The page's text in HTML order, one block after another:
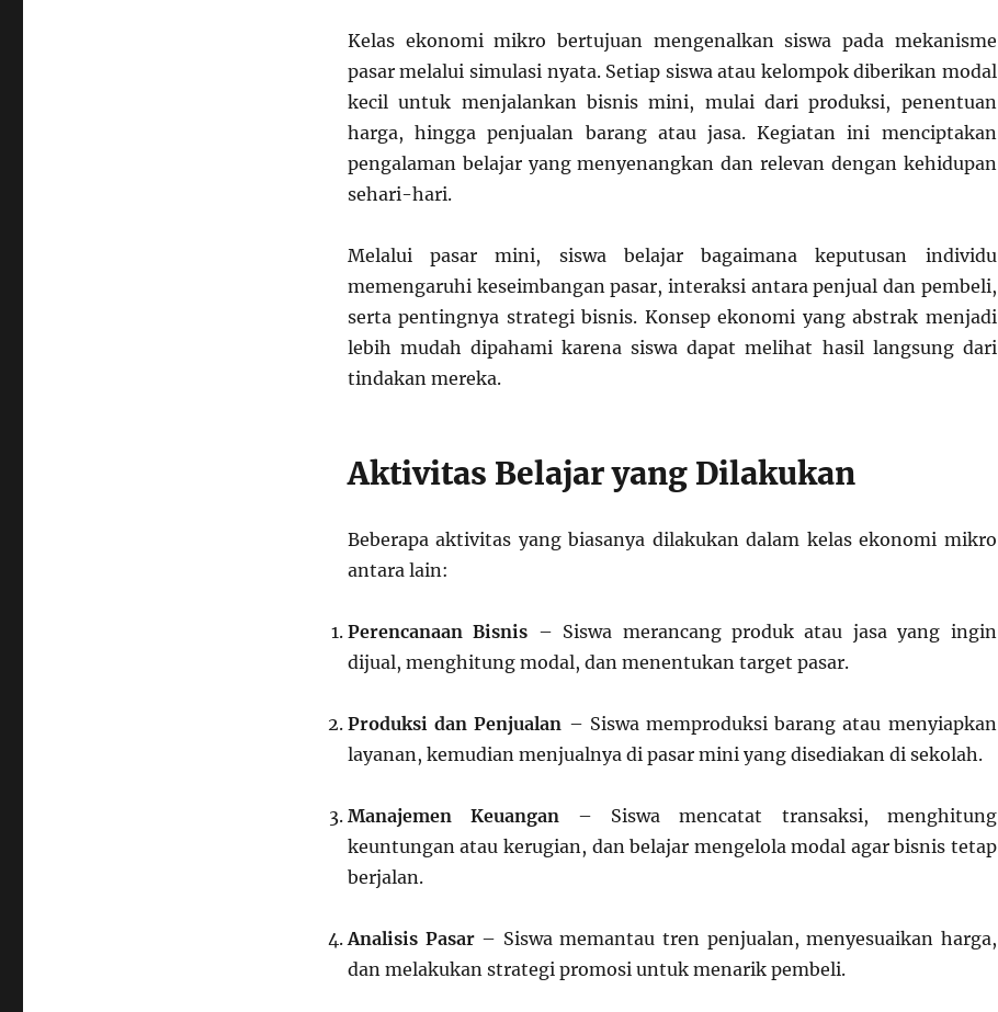
Kelas ekonomi mikro bertujuan mengenalkan siswa pada mekanisme
pasar melalui simulasi nyata. Setiap siswa atau kelompok diberikan modal
kecil untuk menjalankan bisnis mini, mulai dari produksi, penentuan
harga, hingga penjualan barang atau jasa. Kegiatan ini menciptakan
pengalaman belajar yang menyenangkan dan relevan dengan kehidupan
sehari-hari.
Melalui pasar mini, siswa belajar bagaimana keputusan individu
memengaruhi keseimbangan pasar, interaksi antara penjual dan pembeli,
serta pentingnya strategi bisnis. Konsep ekonomi yang abstrak menjadi
lebih mudah dipahami karena siswa dapat melihat hasil langsung dari
tindakan mereka.
Aktivitas Belajar yang Dilakukan
Beberapa aktivitas yang biasanya dilakukan dalam kelas ekonomi mikro
antara lain:
Perencanaan Bisnis – Siswa merancang produk atau jasa yang ingin
dijual, menghitung modal, dan menentukan target pasar.
Produksi dan Penjualan – Siswa memproduksi barang atau menyiapkan
layanan, kemudian menjualnya di pasar mini yang disediakan di sekolah.
Manajemen Keuangan – Siswa mencatat transaksi, menghitung
keuntungan atau kerugian, dan belajar mengelola modal agar bisnis tetap
berjalan.
Analisis Pasar– Siswa memantau tren penjualan, menyesuaikan harga,
dan melakukan strategi promosi untuk menarik pembeli.